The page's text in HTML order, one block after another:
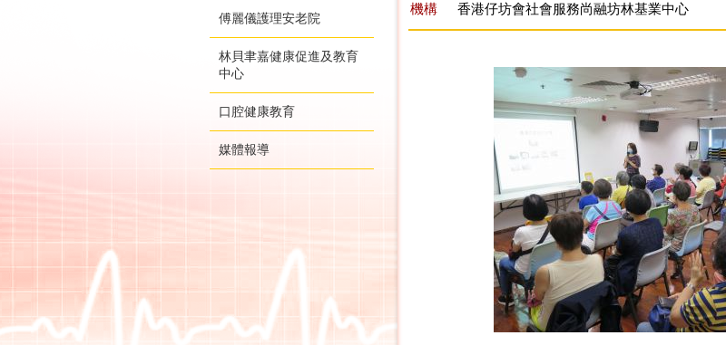
傅麗儀護理安老院
林貝聿嘉健康促進及教育
中心
口腔健康教育
媒體報導
機構
香港仔坊會社會服務尚融坊林基業中心